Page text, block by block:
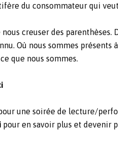
du consommateur qui
creuser des
Où nous sommes présents
que nous sommes.
une soirée de lecture/
pour en savoir plus et devenir